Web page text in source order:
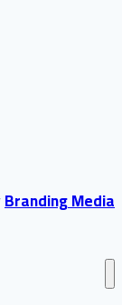
Branding Media